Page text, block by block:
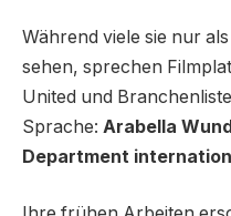
Während viele sie nur
sehen, sprechen
United und
Sprache: Arabella
Department